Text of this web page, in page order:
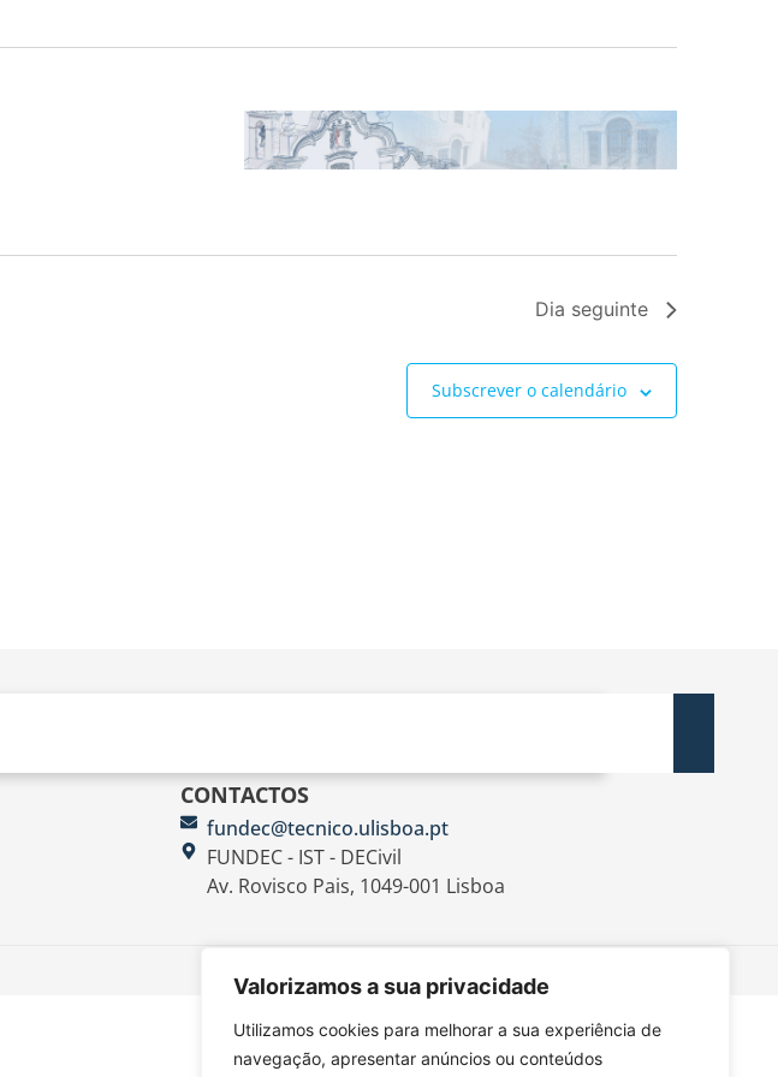
Valorizamos a sua privacidade
Utilizamos cookies para melhorar a sua experiência de
navegação, apresentar anúncios ou conteúdos
Dia seguinte
Subscrever o calendário
CONTACTOS
fundec@tecnico.ulisboa.pt
FUNDEC - IST - DECivil
Av. Rovisco Pais, 1049-001 Lisboa